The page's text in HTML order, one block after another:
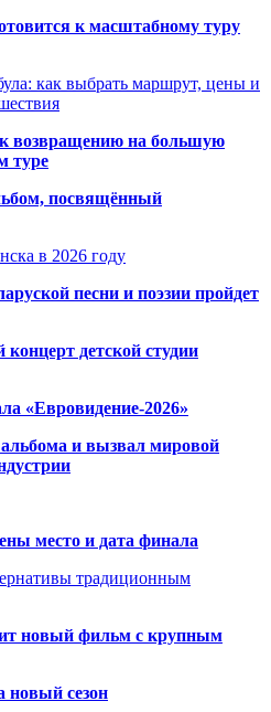
к масштабному туру
как выбрать маршрут, цены и
возвращению на большую
туре
посвящённый
в 2026 году
песни и поэзии пройдет
детской студии
«Евровидение-2026»
и вызвал мировой
место и дата финала
традиционным
новый фильм с крупным
новый сезон